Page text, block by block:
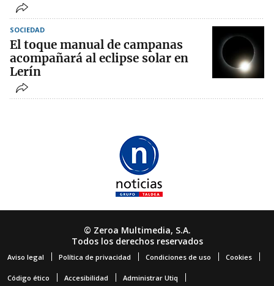
SOCIEDAD
El toque manual de campanas
acompañará al eclipse solar en
Lerín
© Zeroa Multimedia, S.A.
Todos los derechos reservados
Aviso legal Política de privacidad Condiciones de uso Cookies
Código ético Accesibilidad Administrar Utiq